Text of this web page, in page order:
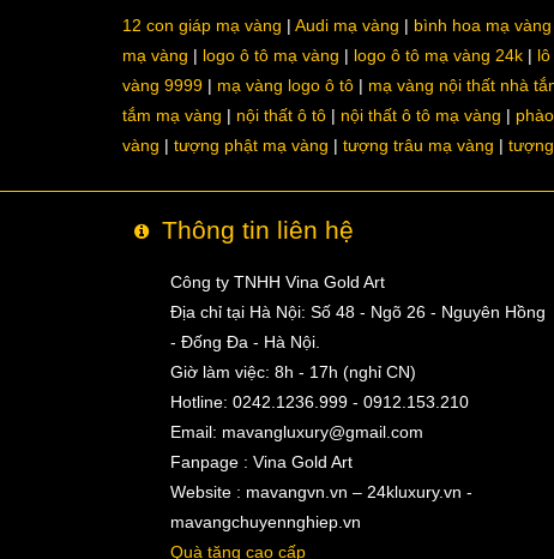
12 con giáp mạ vàng Audi mạ vàng bình hoa mạ vàng
mạ vàng
logo ô tô mạ vàng logo ô tô mạ vàng 24k
vàng 9999
mạ vàng logo ô tô mạ vàng nội thất nhà
tắm mạ vàng
nội thất ô tô nội thất ô tô mạ vàng
vàng
tượng phật mạ vàng tượng trâu mạ vàng
Thông tin liên hệ
Công ty TNHH Vina Gold Art
Địa chỉ tại Hà Nội: Số 48 - Ngõ 26 - Nguyên Hồng
- Đống Đa - Hà Nội.
Giờ làm việc: 8h - 17h (nghỉ CN)
Hotline: 0242.1236.999 - 0912.153.210
Email: mavangluxury@gmail.com
Fanpage : Vina Gold Art
Website : mavangvn.vn – 24kluxury.vn -
mavangchuyennghiep.vn
Quà tặng cao cấp